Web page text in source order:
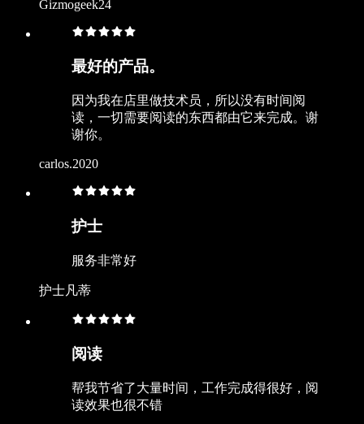
Gizmogeek24
最好的产品。
因为我在店里做技术员，所以没有时间阅
读，一切需要阅读的东西都由它来完成。谢
谢你。
carlos.2020
护士
服务非常好
护士凡蒂
阅读
帮我节省了大量时间，工作完成得很好，阅
读效果也很不错